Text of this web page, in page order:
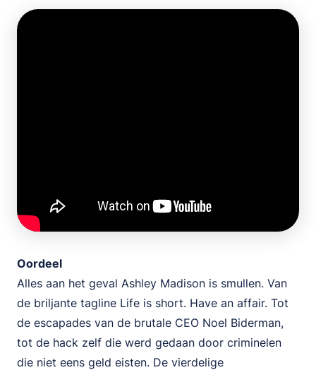
Oordeel
Alles aan het geval Ashley Madison is smullen. Van
de briljante tagline Life is short. Have an affair. Tot
de escapades van de brutale CEO Noel Biderman,
tot de hack zelf die werd gedaan door criminelen
die niet eens geld eisten. De vierdelige